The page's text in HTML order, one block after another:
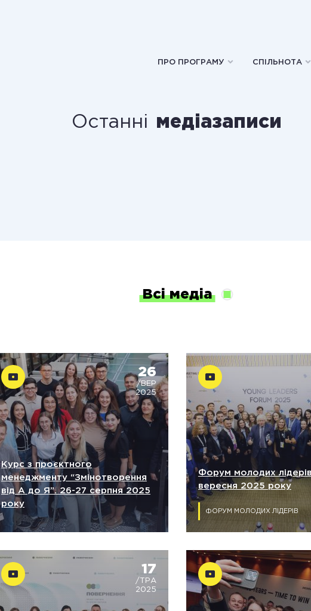
ПРО ПРОГРАМУ СПІЛЬНОТА
Останні медіазаписи
Всі медіа
26
/ВЕР
2025
Курс з проєктного
менеджменту “Змінотворення
від А до Я”. 26-27 серпня 2025
року
Форум молодих
вересня 2025 року
ФОРУМ МОЛОДИХ ЛІДЕРІВ
17
/ТРА
2025